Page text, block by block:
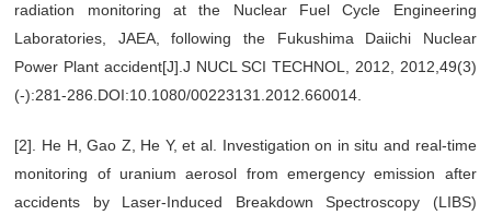
radiation monitoring at the Nuclear Fuel Cycle Engineering
Laboratories, JAEA, following the Fukushima Daiichi Nuclear
Power Plant accident[J].J NUCL SCI TECHNOL, 2012, 2012,49(3)
(-):281-286.DOI:10.1080/00223131.2012.660014.
[2]. He H, Gao Z, He Y, et al. Investigation on in situ and real-time
monitoring of uranium aerosol from emergency emission after
accidents by Laser-Induced Breakdown Spectroscopy (LIBS)